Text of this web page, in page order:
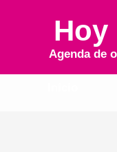
Hoy
Agenda de